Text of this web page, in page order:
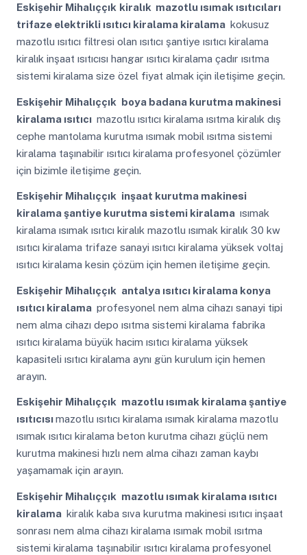
Eskişehir Mihalıççık kiralık mazotlu ısımak ısıtıcıları
trifaze elektrikli ısıtıcı kiralama kiralama kokusuz
mazotlu ısıtıcı filtresi olan ısıtıcı şantiye ısıtıcı kiralama
kiralık inşaat ısıtıcısı hangar ısıtıcı kiralama çadır ısıtma
sistemi kiralama size özel fiyat almak için iletişime geçin.
Eskişehir Mihalıççık boya badana kurutma makinesi
kiralama ısıtıcı mazotlu ısıtıcı kiralama ısıtma kiralık dış
cephe mantolama kurutma ısımak mobil ısıtma sistemi
kiralama taşınabilir ısıtıcı kiralama profesyonel çözümler
için bizimle iletişime geçin.
Eskişehir Mihalıççık inşaat kurutma makinesi
kiralama şantiye kurutma sistemi kiralama ısımak
kiralama ısımak ısıtıcı kiralık mazotlu ısımak kiralık 30 kw
ısıtıcı kiralama trifaze sanayi ısıtıcı kiralama yüksek voltaj
ısıtıcı kiralama kesin çözüm için hemen iletişime geçin.
Eskişehir Mihalıççık antalya ısıtıcı kiralama konya
ısıtıcı kiralama profesyonel nem alma cihazı sanayi tipi
nem alma cihazı depo ısıtma sistemi kiralama fabrika
ısıtıcı kiralama büyük hacim ısıtıcı kiralama yüksek
kapasiteli ısıtıcı kiralama aynı gün kurulum için hemen
arayın.
Eskişehir Mihalıççık mazotlu ısımak kiralama şantiye
ısıtıcısımazotlu ısıtıcı kiralama ısımak kiralama mazotlu
ısımak ısıtıcı kiralama beton kurutma cihazı güçlü nem
kurutma makinesi hızlı nem alma cihazı zaman kaybı
yaşamamak için arayın.
Eskişehir Mihalıççık mazotlu ısımak kiralama ısıtıcı
kiralama kiralık kaba sıva kurutma makinesi ısıtıcı inşaat
sonrası nem alma cihazı kiralama ısımak mobil ısıtma
sistemi kiralama taşınabilir ısıtıcı kiralama profesyonel